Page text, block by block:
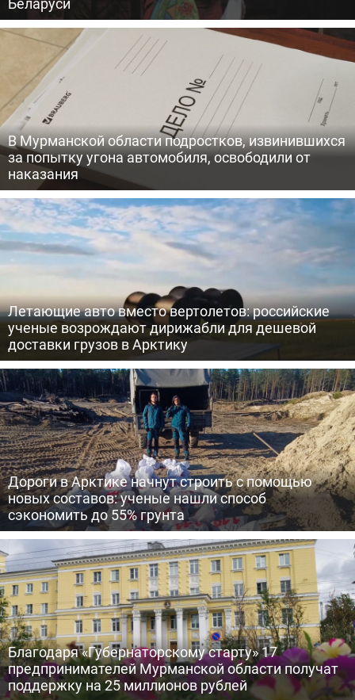
В Мурманской области подростков, извинившихся
за попытку угона автомобиля, освободили от
наказания
Летающие авто вместо вертолетов: российские
ученые возрождают дирижабли для дешевой
доставки грузов в Арктику
Дороги в Арктике начнут строить с помощью
новых составов: ученые нашли способ
сэкономить до 55% грунта
Благодаря «Губернаторскому старту» 17
предпринимателей Мурманской области получат
поддержку на 25 миллионов рублей